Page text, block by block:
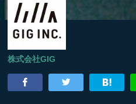
株式会社GIG